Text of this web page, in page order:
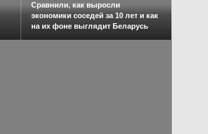
Сравнили, как выросли
экономики соседей за 10 лет и как
на их фоне выглядит Беларусь